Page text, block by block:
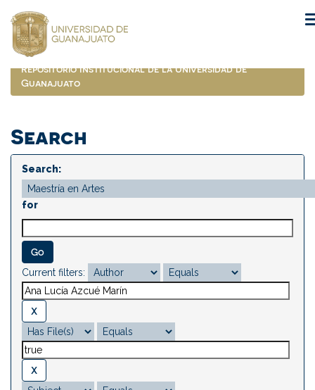
navigation
Repositorio Institucional de la Universidad de
Guanajuato
Search
Search:
for
Current filters: